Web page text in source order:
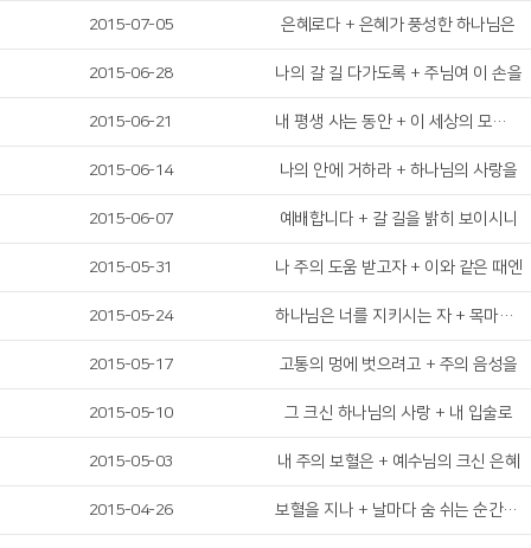
2015-07-05 은혜로다 + 은혜가 풍성한 하나님은
2015-06-28 나의 갈 길 다가도록 + 주님여 이 손을
2015-06-21 내 평생 사는 동안 + 이 세상의 모든 죄를
2015-06-14 나의 안에 거하라 + 하나님의 사랑을
2015-06-07 예배합니다 + 갈 길을 밝히 보이시니
2015-05-31 나 주의 도움 받고자 + 이와 같은 때엔
2015-05-24 하나님은 너를 지키시는 자 + 목마른 예배자
2015-05-17 고통의 멍에 벗으려고 + 주의 음성을
2015-05-10 그 크신 하나님의 사랑 + 내 입술로
2015-05-03 내 주의 보혈은 + 예수님의 크신 은혜
2015-04-26 보혈을 지나 + 날마다 숨 쉬는 순간마다